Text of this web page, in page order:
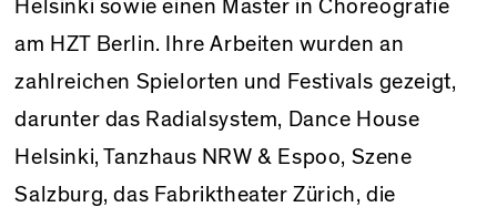
Helsinki sowie einen Master in Choreografie
am HZT Berlin. Ihre Arbeiten wurden an
zahlreichen Spielorten und Festivals gezeigt,
darunter das Radialsystem, Dance House
Helsinki, Tanzhaus NRW & Espoo, Szene
Salzburg, das Fabriktheater Zürich, die